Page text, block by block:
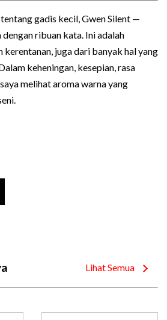
gadis kecil, Gwen Silent —
ribuan kata. Ini adalah
kerentanan, juga dari banyak hal yang
keheningan, kesepian, rasa
melihat aroma warna yang
Lihat Semua